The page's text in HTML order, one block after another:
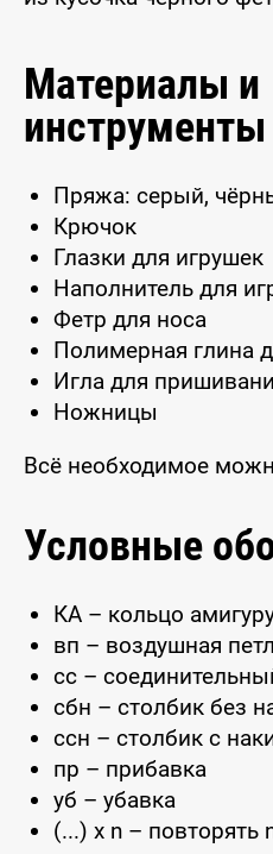
Материалы и
инструменты
Пряжа: серый,
Крючок
Глазки для игрушек
Наполнитель для
Фетр для носа
Полимерная глина
Игла для
Ножницы
Всё необходимое
Условные
КА – кольцо
вп – воздушная
сс –
сбн – столбик без
ссн – столбик с
пр – прибавка
уб – убавка
(...) x n – повторять